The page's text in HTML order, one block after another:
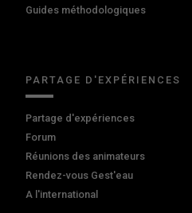
Guides méthodologiques
PARTAGE D'EXPÉRIENCES
Partage d'expériences
Forum
Réunions des animateurs
Rendez-vous Gest'eau
A l'international